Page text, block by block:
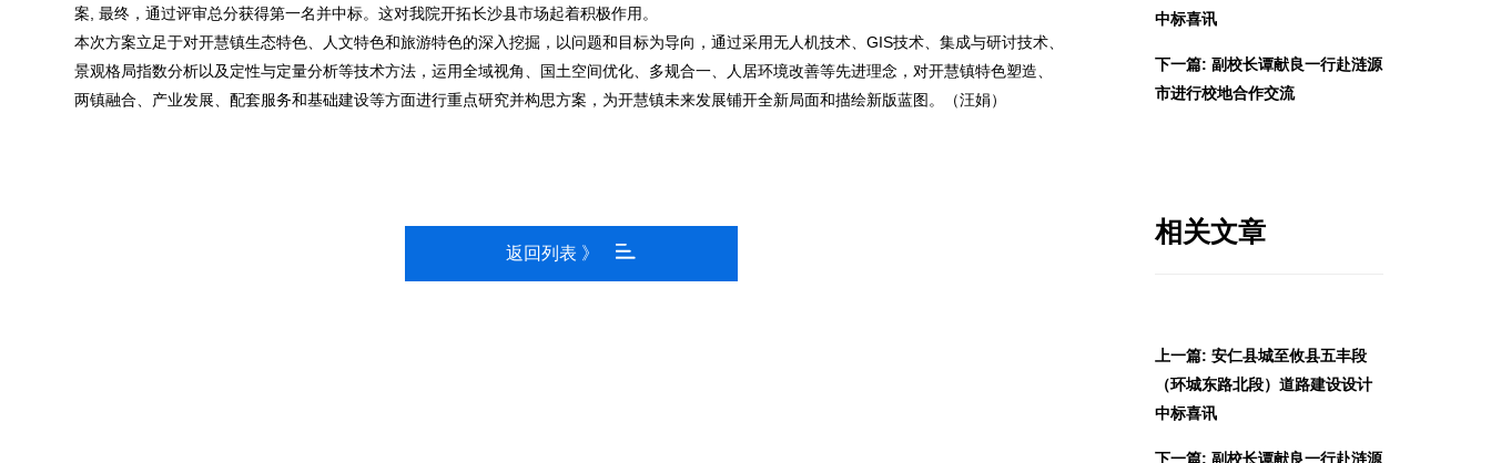
案, 最终，通过评审总分获得第一名并中标。这对我院开拓长沙县市场起着积极作用。
本次方案立足于对开慧镇生态特色、人文特色和旅游特色的深入挖掘，以问题和目标为导向，通过采用无人机技术、GIS技术、集成与研讨技术、
景观格局指数分析以及定性与定量分析等技术方法，运用全域视角、国土空间优化、多规合一、人居环境改善等先进理念，对开慧镇特色塑造、
两镇融合、产业发展、配套服务和基础建设等方面进行重点研究并构思方案，为开慧镇未来发展铺开全新局面和描绘新版蓝图。（汪娟）
返回列表 》
中标喜讯
下一篇: 副校长谭献良一行赴涟源
市进行校地合作交流
相关文章
上一篇: 安仁县城至攸县五丰段
（环城东路北段）道路建设设计
中标喜讯
下一篇: 副校长谭献良一行赴涟源